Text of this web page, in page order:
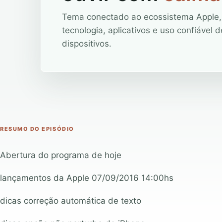
Tema conectado ao ecossistema Apple,
tecnologia, aplicativos e uso confiável
dispositivos.
RESUMO DO EPISÓDIO
Abertura do programa de hoje
lançamentos da Apple 07/09/2016 14:00hs
dicas correção automática de texto